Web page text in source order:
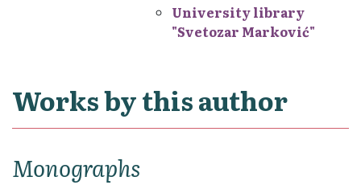
University library
"Svetozar Marković"
Works by this author
Monographs